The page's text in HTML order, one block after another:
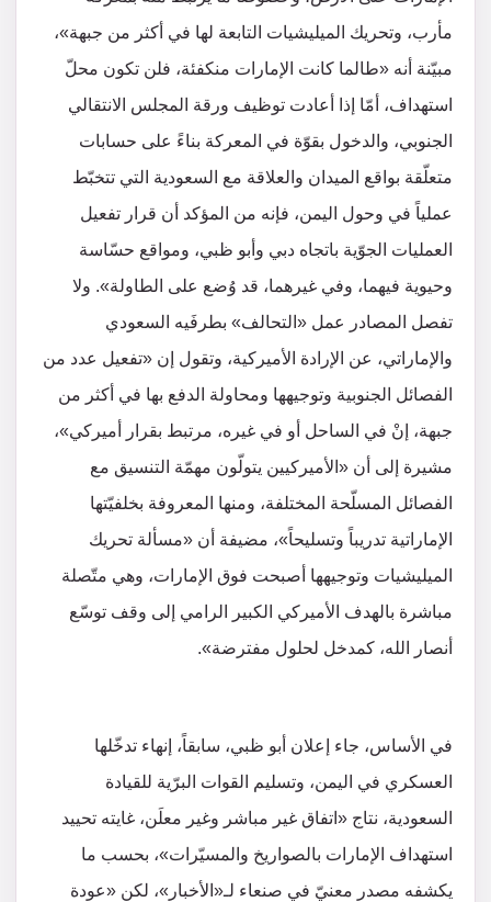
مأرب، وتحريك الميليشيات التابعة لها في أكثر من جبهة»،
مبيّنة أنه «طالما كانت الإمارات منكفئة، فلن تكون محلّ
استهداف، أمّا إذا أعادت توظيف ورقة المجلس الانتقالي
الجنوبي، والدخول بقوّة في المعركة بناءً على حسابات
متعلّقة بواقع الميدان والعلاقة مع السعودية التي تتخبّط
عملياً في وحول اليمن، فإنه من المؤكد أن قرار تفعيل
العمليات الجوّية باتجاه دبي وأبو ظبي، ومواقع حسّاسة
وحيوية فيهما، وفي غيرهما، قد وُضع على الطاولة». ولا
تفصل المصادر عمل «التحالف» بطرفَيه السعودي
والإماراتي، عن الإرادة الأميركية، وتقول إن «تفعيل عدد من
الفصائل الجنوبية وتوجيهها ومحاولة الدفع بها في أكثر من
جبهة، إنْ في الساحل أو في غيره، مرتبط بقرار أميركي»،
مشيرة إلى أن «الأميركيين يتولّون مهمّة التنسيق مع
الفصائل المسلّحة المختلفة، ومنها المعروفة بخلفيّتها
الإماراتية تدريباً وتسليحاً»، مضيفة أن «مسألة تحريك
الميليشيات وتوجيهها أصبحت فوق الإمارات، وهي متّصلة
مباشرة بالهدف الأميركي الكبير الرامي إلى وقف توسّع
أنصار الله، كمدخل لحلول مفترضة».
في الأساس، جاء إعلان أبو ظبي، سابقاً، إنهاء تدخّلها
العسكري في اليمن، وتسليم القوات البرّية للقيادة
السعودية، نتاج «اتفاق غير مباشر وغير معلَن، غايته تحييد
استهداف الإمارات بالصواريخ والمسيّرات»، بحسب ما
يكشفه مصدر معنيّ في صنعاء لـ«الأخبار»، لكن «عودة